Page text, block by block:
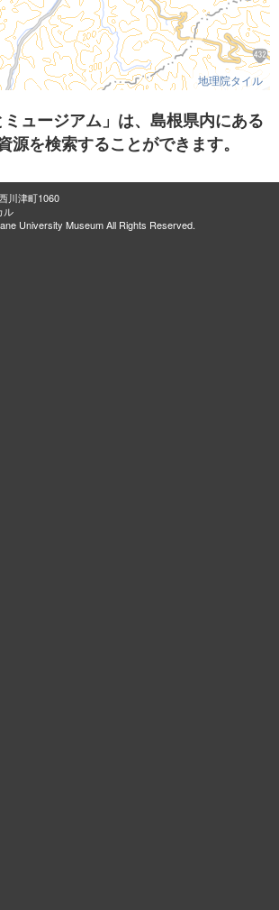
地理院タイル
ミュージアム」は、島根県内にある
源を検索することができます。
川津町1060
ル
University Museum All Rights Reserved.